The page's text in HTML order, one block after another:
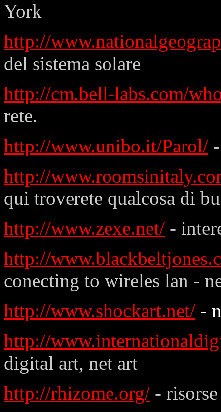
York
http://
del sistema solare
http://cm.bell-labs.com/
rete.
http://www.unibo.it/Parol/
http://
qui troverete qualcosa di
http://www.zexe.net/ -
http://
conecting to wireles lan -
http://www.shockart.net/ -
http://
digital art, net art
http://rhizome.org/ -